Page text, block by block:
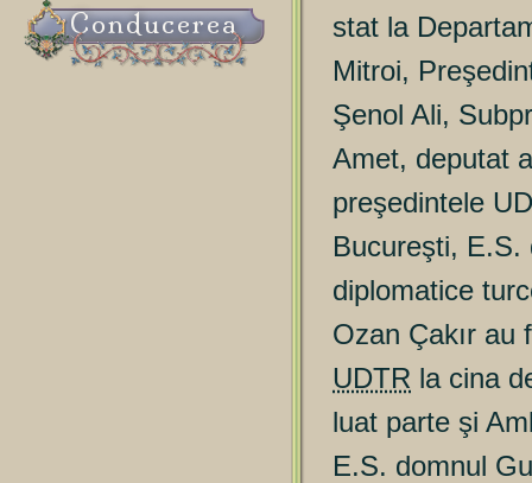
Conducerea
stat la
Mitroi,
Şenol Ali,
Amet, deputat
preşedintele
Bucureşti, E.S.
diplomatice
Ozan Çakır au
UDTR la cina
luat parte şi
E.S. domnul